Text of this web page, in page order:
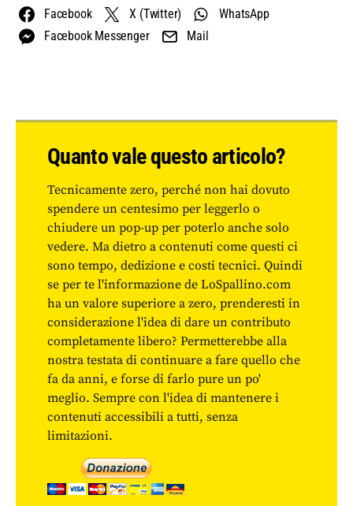
Facebook X (Twitter)
WhatsApp
Facebook Messenger
Mail
Quanto vale questo articolo?
Tecnicamente zero, perché non hai dovuto
spendere un centesimo per leggerlo o
chiudere un pop-up per poterlo anche solo
vedere. Ma dietro a contenuti come questi ci
sono tempo, dedizione e costi tecnici. Quindi
se per te l'informazione de LoSpallino.com
ha un valore superiore a zero, prenderesti in
considerazione l'idea di dare un contributo
completamente libero? Permetterebbe alla
nostra testata di continuare a fare quello che
fa da anni, e forse di farlo pure un po'
meglio. Sempre con l'idea di mantenere i
contenuti accessibili a tutti, senza
limitazioni.